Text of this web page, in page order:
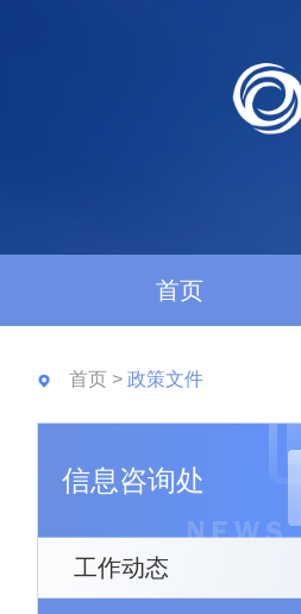
首页
首页 > 政策文件
信息咨询处
工作动态